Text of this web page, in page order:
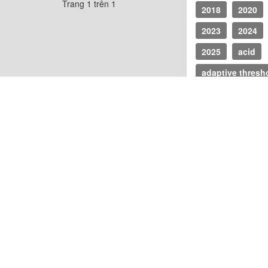
Trang 1 trên 1
2018
2020
2023
2024
2025
acid
adaptive